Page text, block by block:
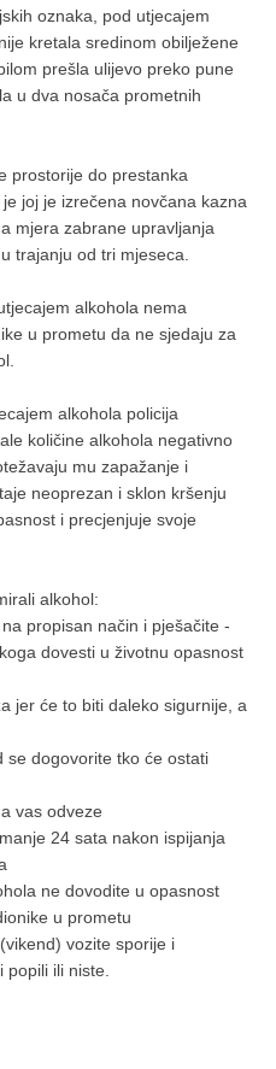
oznaka, pod utjecajem
kretala sredinom obilježene
prešla ulijevo preko pune
u dva nosača prometnih
prostorije do prestanka
joj je izrečena novčana kazna
mjera zabrane upravljanja
trajanju od tri mjeseca.
alkohola nema
u prometu da ne sjedaju za
alkohola policija
količine alkohola negativno
mu zapažanje i
neoprezan i sklon kršenju
i precjenjuje svoje
alkohol:
propisan način i pješačite -
dovesti u životnu opasnost
jer će to biti daleko sigurnije, a
se dogovorite tko će ostati
vas odveze
24 sata nakon ispijanja
ne dovodite u opasnost
u prometu
vozite sporije i
ili niste.